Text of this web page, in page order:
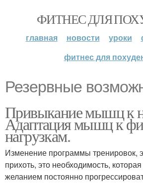
ФИТНЕС ДЛЯ
главная новости уроки
фитнес для
Резервные
Привыкание мышц к
Адаптация мышц к
нагрузкам.
Изменение программы тренировок,
прихоть, это необходимость,
желанием постоянно